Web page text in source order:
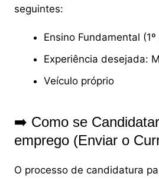
seguintes:
Ensino Fundamental (1º
Experiência desejada:
Veículo próprio
➡️ Como se
emprego (Enviar o
O processo de candidatura